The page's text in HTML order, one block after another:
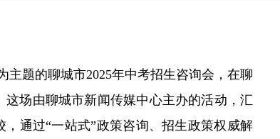
题的聊城市2025年中考招生咨询会，在聊
场由聊城市新闻传媒中心主办的活动，汇
通过“一站式”政策咨询、招生政策权威解